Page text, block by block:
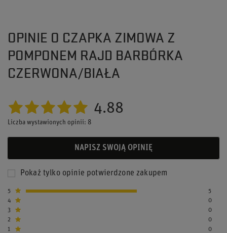
OPINIE O CZAPKA ZIMOWA Z
POMPONEM RAJD BARBÓRKA
CZERWONA/BIAŁA
4.88
Liczba wystawionych opinii: 8
NAPISZ SWOJĄ OPINIĘ
Pokaż tylko opinie potwierdzone zakupem
5
5
4
0
3
0
2
0
1
0